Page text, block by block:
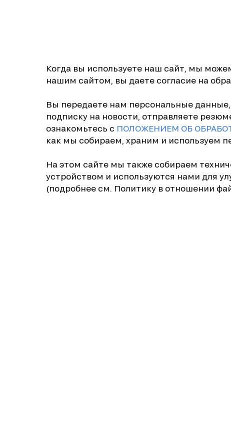
Когда вы используете наш сайт, мы
нашим сайтом, вы даете согласие на
Вы передаете нам персональные данные,
подписку на новости, отправляете
ознакомьтесь с ПОЛОЖЕНИЕМ ОБ
как мы собираем, храним и используем
На этом сайте мы также собираем
устройством и используются нами для
(подробнее см. Политику в отношении